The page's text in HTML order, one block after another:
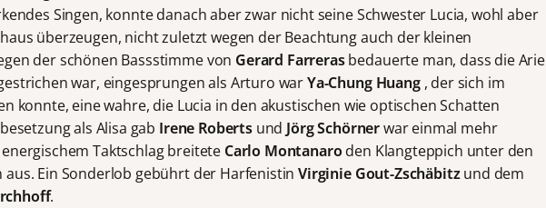
Singen, konnte danach aber zwar nicht seine Schwester Lucia, wohl aber
überzeugen, nicht zuletzt wegen der Beachtung auch der kleinen
der schönen Bassstimme von Gerard Farrerasbedauerte man, dass die Arie
war, eingesprungen als Arturo warYa-Chung Huang, der sich im
konnte, eine wahre, die Lucia in den akustischen wie optischen Schatten
als Alisa gab Irene Robertsund Jörg Schörnerwar einmal mehr
Taktschlag breitete Carlo Montanaro den Klangteppich unter den
aus. Ein Sonderlob gebührt der HarfenistinVirginie Gout-Zschäbitzund dem
.